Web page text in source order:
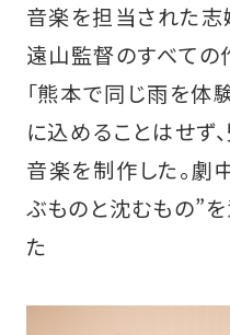
音楽を担当された志
遠山監督のすべての
「熊本で同じ雨を体
に込めることはせず
音楽を制作した。劇
ぶものと沈むもの”を